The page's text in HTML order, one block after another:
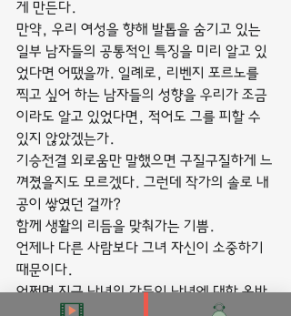
게 만든다.
만약, 우리 여성을 향해 발톱을 숨기고 있는
일부 남자들의 공통적인 특징을 미리 알고 있
었다면 어땠을까. 일례로, 리벤지 포르노를
찍고 싶어 하는 남자들의 성향을 우리가 조금
이라도 알고 있었다면, 적어도 그를 피할 수
있지 않았겠는가.
기승전결 외로움만 말했으면 구질구질하게 느
껴졌을지도 모르겠다. 그런데 작가의 솔로 내
공이 쌓였던 걸까?
함께 생활의 리듬을 맞춰가는 기쁨.
언제나 다른 사람보다 그녀 자신이 소중하기
때문이다.
어쩌면 지금 남녀의 갈등이 남녀에 대한 올바